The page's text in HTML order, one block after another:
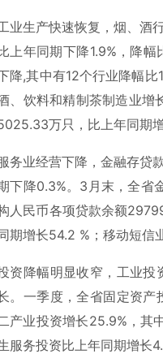
业生产快速恢复，烟、酒
上年同期下降1.9%，降
降,其中有12个行业降幅
、饮料和精制茶制造业增
万只，比上年同期
务业经营下降，金融存贷
下降0.3%。3月末，全省
人民币各项贷款余额
期增长54.2 %；移动短信
资降幅明显收窄，工业投
。一季度，全省固定资产
产业投资增长25.9%，其
服务投资比上年同期增长